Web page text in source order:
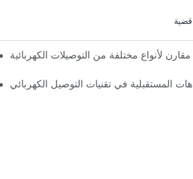
قضية
لأنواع مختلفة من التوصيلات الكهربائية
المستقبلية في تقنيات التوصيل الكهربائي